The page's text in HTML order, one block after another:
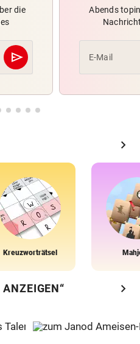
die
send
Abschicken
Abends
E-Mail
chevron_right
Kreuzworträtsel
chevron_right